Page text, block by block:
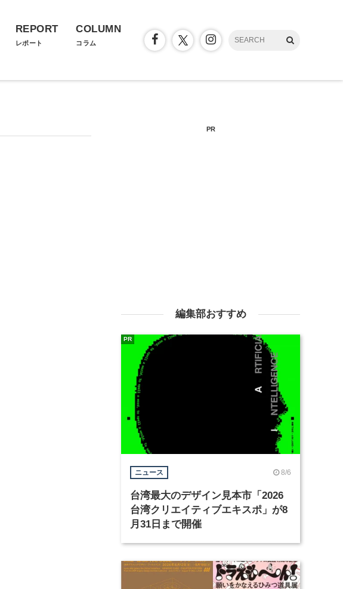
REPORT
レポート
COLUMN
コラム
PR
編集部おすすめ
ニュース 8/6
台湾最大のデザイン見本市「2026
台湾クリエイティブエキスポ」が8
月31日まで開催
PR